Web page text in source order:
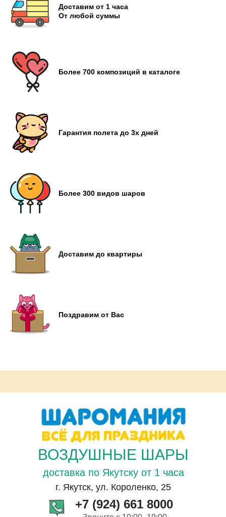
Доставим от 1 часа
От любой суммы
Более 700 композиций в каталоге
Гарантия полета до 3х дней
Более 300 видов шаров
Доставим до квартиры
Поздравим от Вас
ВОЗДУШНЫЕ ШАРЫ
доставка по Якутску от 1 часа
г. Якутск, ул. Короленко, 25
+7 (924) 661 8000